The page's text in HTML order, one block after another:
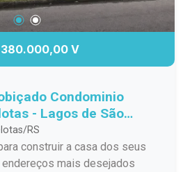
agende sua visita.
V
Condominio
- Lagos de São
RS
construir a casa dos seus
mais desejados